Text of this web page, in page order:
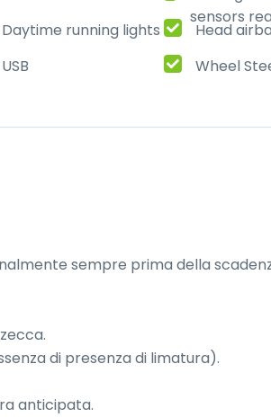
sensors
Daytime running lights
Head
USB Wheel
sempre prima della
di presenza di limatura).
anticipata.